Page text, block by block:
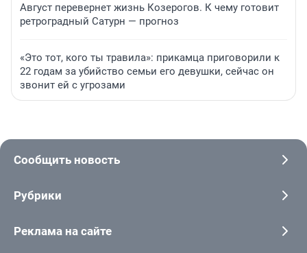
Август перевернет жизнь Козерогов. К чему готовит
ретроградный Сатурн — прогноз
«Это тот, кого ты травила»: прикамца приговорили к
22 годам за убийство семьи его девушки, сейчас он
звонит ей с угрозами
Сообщить новость
Рубрики
Реклама на сайте